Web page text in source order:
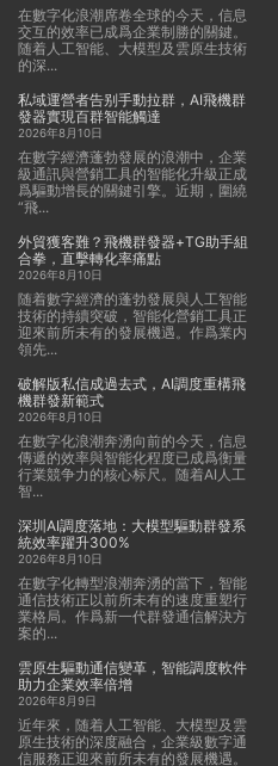
在數字化浪潮席卷全球的今天，信息
交互的效率已成爲企業制勝的關鍵。
随着人工智能、大模型及雲原生技術
的深...
私域運營者告别手動拉群，AI飛機群
發器實現百群智能觸達
2026年8月10日
在數字經濟蓬勃發展的浪潮中，企業
級通訊與營銷工具的智能化升級正成
爲驅動增長的關鍵引擎。近期，圍繞
“飛...
外貿獲客難？飛機群發器+TG助手組
合拳，直擊轉化率痛點
2026年8月10日
随着數字經濟的蓬勃發展與人工智能
技術的持續突破，智能化營銷工具正
迎來前所未有的發展機遇。作爲業内
領先...
破解版私信成過去式，AI調度重構飛
機群發新範式
2026年8月10日
在數字化浪潮奔湧向前的今天，信息
傳遞的效率與智能化程度已成爲衡量
行業競争力的核心标尺。随着AI人工
智...
深圳AI調度落地：大模型驅動群發系
統效率躍升300%
2026年8月10日
在數字化轉型浪潮奔湧的當下，智能
通信技術正以前所未有的速度重塑行
業格局。作爲新一代群發通信解決方
案的...
雲原生驅動通信變革，智能調度軟件
助力企業效率倍增
2026年8月9日
近年來，随着人工智能、大模型及雲
原生技術的深度融合，企業級數字通
信服務正迎來前所未有的發展機遇。